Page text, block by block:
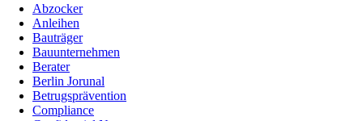
Abzocker
Anleihen
Bauträger
Bauunternehmen
Berater
Berlin Jorunal
Betrugsprävention
Compliance